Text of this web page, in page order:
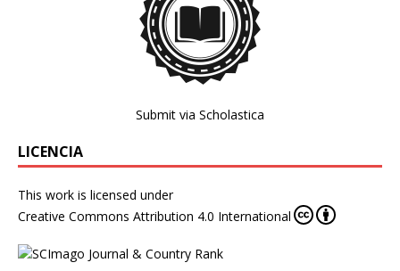
Submit via Scholastica
LICENCIA
This work is licensed under
Creative Commons Attribution 4.0 International